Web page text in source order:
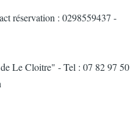
réservation : 0298559437 -
Le Cloitre" - Tel : 07 82 97 50